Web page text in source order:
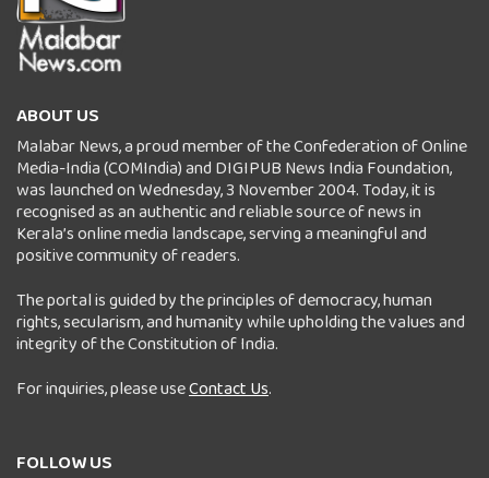
ABOUT US
Malabar News, a proud member of the Confederation of Online
Media-India (COMIndia) and DIGIPUB News India Foundation,
was launched on Wednesday, 3 November 2004. Today, it is
recognised as an authentic and reliable source of news in
Kerala’s online media landscape, serving a meaningful and
positive community of readers.
The portal is guided by the principles of democracy, human
rights, secularism, and humanity while upholding the values and
integrity of the Constitution of India.
For inquiries, please useContact Us.
FOLLOW US